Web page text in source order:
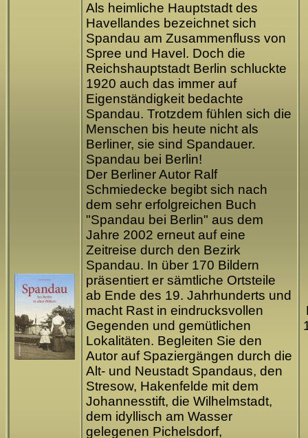
Als heimliche Hauptstadt des
Havellandes bezeichnet sich
Spandau am Zusammenfluss von
Spree und Havel. Doch die
Reichshauptstadt Berlin schluckte
1920 auch das immer auf
Eigenständigkeit bedachte
Spandau. Trotzdem fühlen sich die
Menschen bis heute nicht als
Berliner, sie sind Spandauer.
Spandau bei Berlin!
Der Berliner Autor Ralf
Schmiedecke begibt sich nach
dem sehr erfolgreichen Buch
"Spandau bei Berlin" aus dem
Jahre 2002 erneut auf eine
Zeitreise durch den Bezirk
Spandau. In über 170 Bildern
präsentiert er sämtliche Ortsteile
ab Ende des 19. Jahrhunderts und
macht Rast in eindrucksvollen
Gegenden und gemütlichen
Lokalitäten. Begleiten Sie den
Autor auf Spaziergängen durch die
Alt- und Neustadt Spandaus, den
Stresow, Hakenfelde mit dem
Johannesstift, die Wilhelmstadt,
dem idyllisch am Wasser
gelegenen Pichelsdorf,